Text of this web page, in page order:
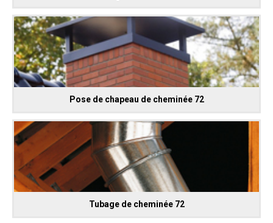
Pose de chapeau de cheminée 72
Tubage de cheminée 72